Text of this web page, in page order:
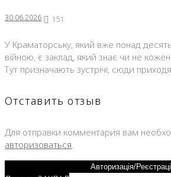
30.06.2026 151
У Краматорську, який вже понад
війною, є заклад, який знає чи не
Тут призначають зустрічі, сюди
Отставить отзыв
Для отправки комментария вам
авторизоваться.
Авторизація/